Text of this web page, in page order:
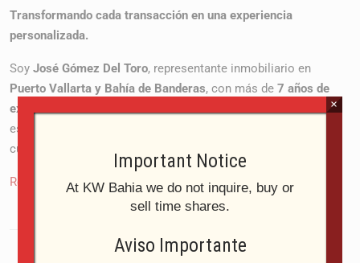
Transformando cada transacción en una experiencia
personalizada.
Soy José Gómez Del Toro, representante inmobiliario en
Puerto Vallarta y Bahía de Banderas, con más de 7 años de
experiencia en ventas
estoy enamorado de la bahía, sus playas, gastronomía,
cultura, pueblos mágicos y la hospitalidad de su gente.
Read More
Important Notice
At KW Bahia we do not inquire, buy or
sell time shares.
Aviso Importante
×